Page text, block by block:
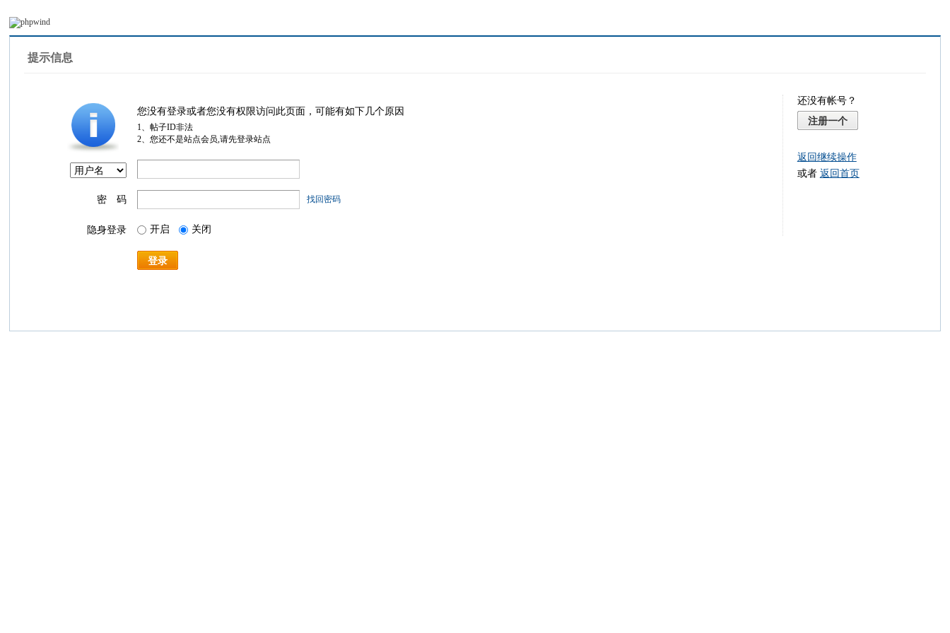
提示信息
您没有登录或者您没有权限访问此页面，可能有如下几个原因
1、帖子ID非法
2、您还不是站点会员,请先登录站点
密 码 找回密码
隐身登录 开启 关闭
登录
还没有帐号？
注册一个
返回继续操作
或者 返回首页